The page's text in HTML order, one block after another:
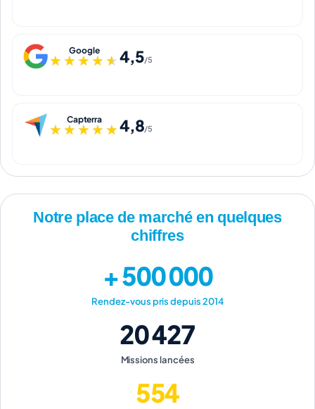
Google
★★★★★
★★★★★ 4,5/5
Capterra
★★★★★
★★★★★4,8/5
Notre place de marché en quelques
chiffres
+ 500 000
Rendez-vous pris depuis 2014
20 427
Missions lancées
554